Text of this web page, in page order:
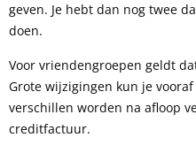
geven. Je hebt dan nog twee
doen.
Voor vriendengroepen geldt
Grote wijzigingen kun je
verschillen worden na afloop
creditfactuur.